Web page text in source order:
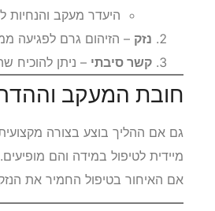
היעדר מעקב והנחיות
נזק – הזיהום גרם לפגיעה
קשר סיבתי – ניתן להוכיח
חובת המעקב
גם אם ההליך בוצע בצורה
מיידית לטיפול במידה והם
אם האיחור בטיפול החמיר את